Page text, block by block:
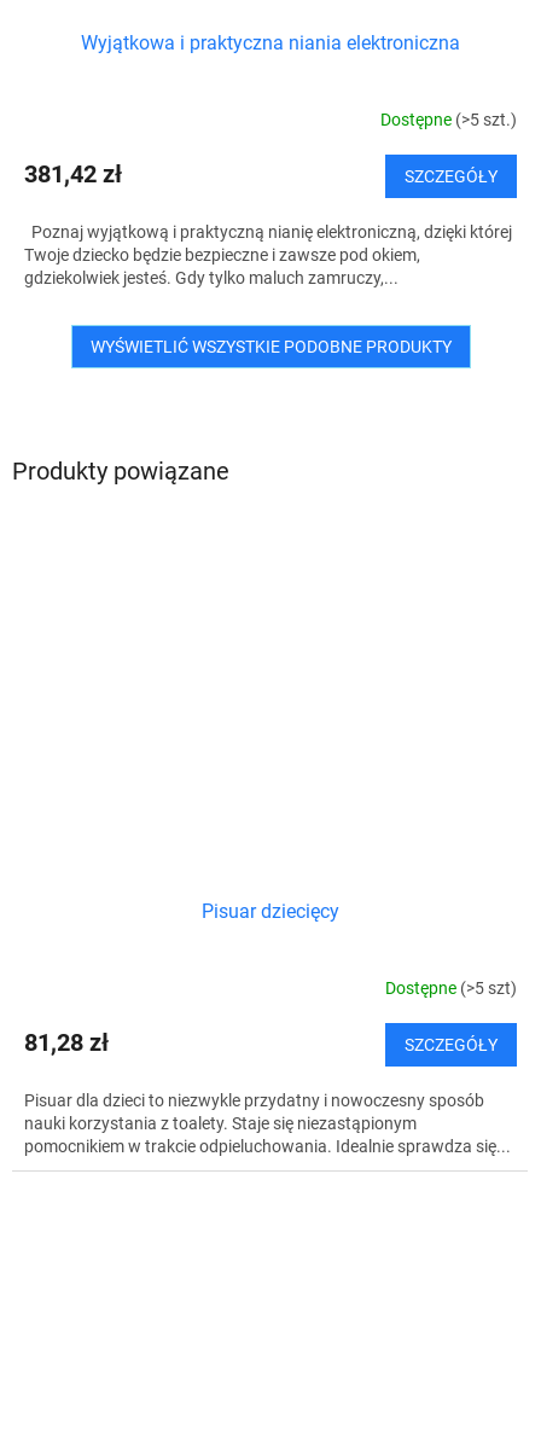
Produkty powiązane
Pisuar dziecięcy
Dostępne (>5 szt)
81,28 zł SZCZEGÓŁY
Pisuar dla dzieci to niezwykle przydatny i nowoczesny sposób
nauki korzystania z toalety. Staje się niezastąpionym
pomocnikiem w trakcie odpieluchowania. Idealnie sprawdza się...
Wyjątkowa i praktyczna niania elektroniczna
Dostępne (>5 szt.)
381,42 zł SZCZEGÓŁY
Poznaj wyjątkową i praktyczną nianię elektroniczną, dzięki której
Twoje dziecko będzie bezpieczne i zawsze pod okiem,
gdziekolwiek jesteś. Gdy tylko maluch zamruczy,...
WYŚWIETLIĆ WSZYSTKIE PODOBNE PRODUKTY